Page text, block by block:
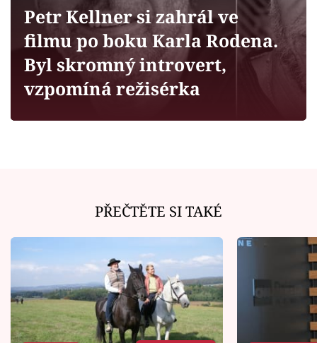
Sledujte prima+
Filmový festival Karlovy Vary
Sledujte nás
Petr Kellner si zahrál ve
filmu po boku Karla Rodena.
Byl skromný introvert,
vzpomíná režisérka
PŘEČTĚTE SI TAKÉ